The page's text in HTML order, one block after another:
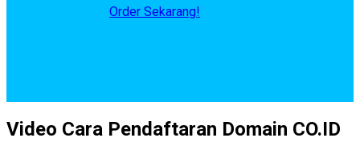
Order Sekarang!
Video Cara Pendaftaran Domain CO.ID